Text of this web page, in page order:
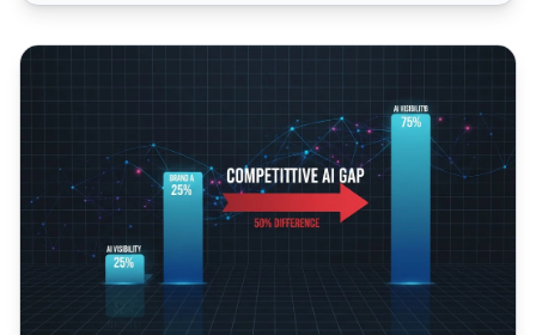
Diferența competitivă AI